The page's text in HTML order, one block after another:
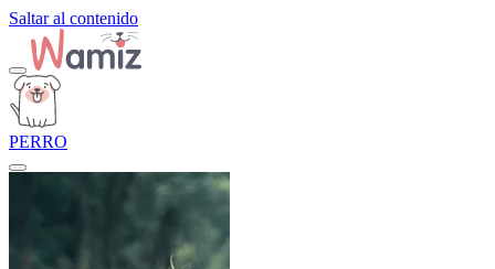
Saltar al contenido
PERRO